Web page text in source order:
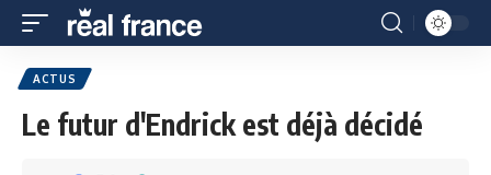
ACTUS
Le futur d'Endrick est déjà décidé